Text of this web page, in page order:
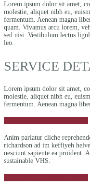
Lorem ipsum dolor sit amet,
molestie, aliquet nibh eu,
fermentum. Aenean magna
quam. Vivamus arcu lorem,
sed nisi. Vestibulum lectus
leo.
SERVICE
Lorem ipsum dolor sit amet,
molestie, aliquet nibh eu,
fermentum. Aenean magna
Anim pariatur cliche
richardson ad im keffiyeh
nesciunt sapiente ea proident.
sustainable VHS.